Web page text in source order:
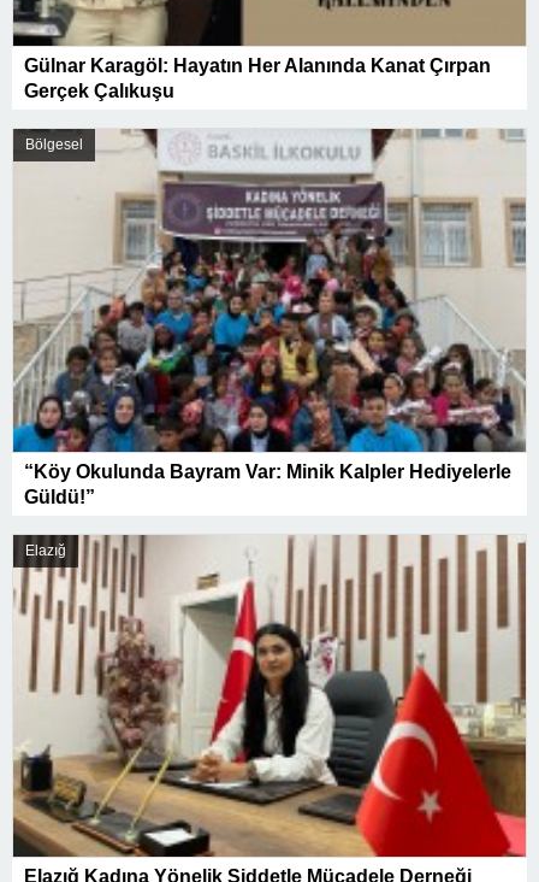
Gülnar Karagöl: Hayatın Her Alanında Kanat Çırpan
Gerçek Çalıkuşu
Bölgesel
“Köy Okulunda Bayram Var: Minik Kalpler Hediyelerle
Güldü!”
Elazığ
Elazığ Kadına Yönelik Şiddetle Mücadele Derneği